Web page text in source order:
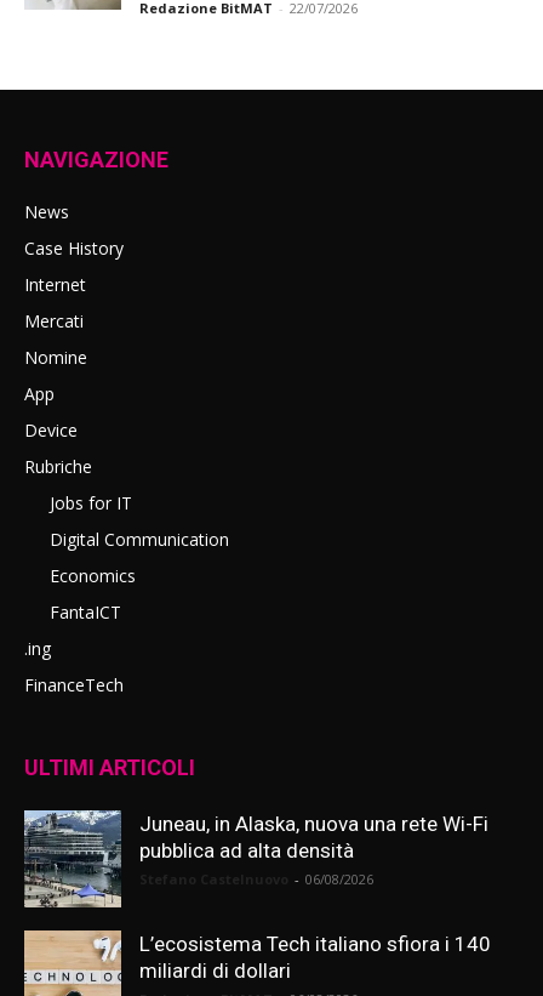
Redazione BitMAT - 22/07/2026
NAVIGAZIONE
News
Case History
Internet
Mercati
Nomine
App
Device
Rubriche
Jobs for IT
Digital Communication
Economics
FantaICT
.ing
FinanceTech
ULTIMI ARTICOLI
Juneau, in Alaska, nuova una rete Wi-Fi
pubblica ad alta densità
- 06/08/2026
L’ecosistema Tech italiano sfiora i 140
miliardi di dollari